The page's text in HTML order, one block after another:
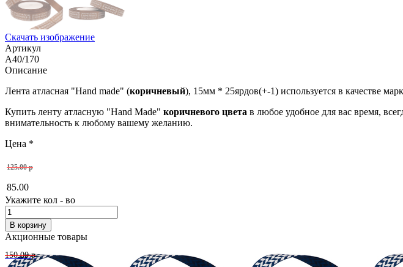
Скачать изображение
Артикул
A40/170
Описание
Лента атласная "Hand made" (коричневый), 15мм * 25ярдов(+-1) используется в качестве
Купить ленту атласную "Hand Made" коричневого цвета в любое удобное для вас время,
внимательность к любому вашему желанию.
Цена *
125.00 р
85.00
Укажите кол - во
Акционные товары
150.00 р